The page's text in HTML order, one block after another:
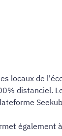
locaux de
distanciel.
également